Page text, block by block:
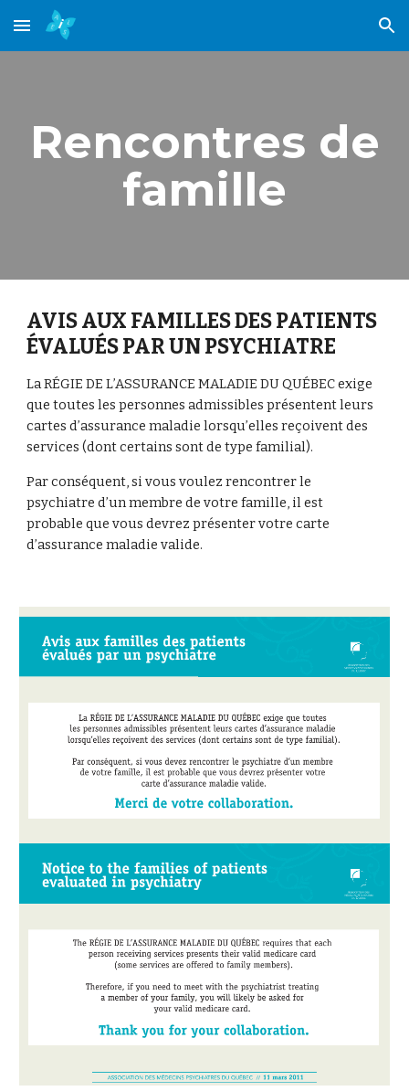
Skip to main content Skip to navigation
Rencontres de
famille
AVIS AUX FAMILLES DES PATIENTS
ÉVALUÉS PAR UN PSYCHIATRE
La RÉGIE DE L’ASSURANCE MALADIE DU QUÉBEC exige
que toutes les personnes admissibles présentent leurs
cartes d’assurance maladie lorsqu’elles reçoivent des
services (dont certains sont de type familial).
Par conséquent, si vous voulez rencontrer le
psychiatre d’un membre de votre famille, il est
probable que vous devrez présenter votre carte
d’assurance maladie valide.